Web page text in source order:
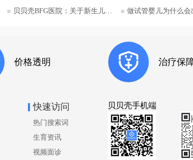
角。在这一背景下，吉尔吉
独特和重要。 吉尔吉斯斯
的独特优势：单身合法助孕
吉斯斯坦是少数几个对助孕
（《公民生殖权利及其保障
对助孕的定义、参与方权利
亲子关系确立等都有详细规
得注意的是，吉尔吉斯斯坦
法律不限制意向父母的婚姻
贝贝壳BFG医院：关于新生儿基因检测的必要性 做试管婴儿为什么会出现卵泡
价格透明 治疗保
快速访问
热门搜索词
生育资讯
视频面诊
贝贝壳手机端